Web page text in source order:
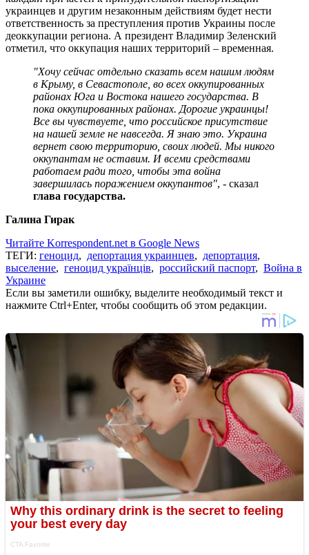
украинцев и другим незаконным действиям будет нести
ответственность за преступления против Украины после
деоккупации региона. А президент Владимир Зеленский
отметил, что оккупация наших территорий – временная.
"Хочу сейчас отдельно сказать всем нашим людям
в Крыму, в Севастополе, во всех оккупированных
районах Юга и Востока нашего государства. В
пока оккупированных районах. Дорогие украинцы!
Все вы чувствуете, что российское присутствие
на нашей земле не навсегда. Я знаю это. Украина
вернет свою территорию, своих людей. Мы никого
оккупантам не оставим. И всеми средствами
работаем ради того, чтобы эта война
завершилась поражением оккупантов", - сказал
глава государства.
Галина Гирак
Читайте Korrespondent.net в Google News
ТЕГИ: геноцид, депортация украинцев, депортация,
выселение, геноцид українців, российский паспорт, Война в
Украине
Если вы заметили ошибку, выделите необходимый текст и
нажмите Ctrl+Enter, чтобы сообщить об этом редакции.